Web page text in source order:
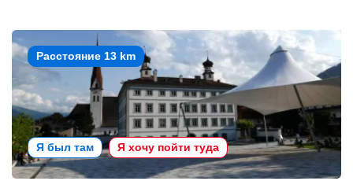
Расстояние 13 km
Я был там Я хочу пойти туда